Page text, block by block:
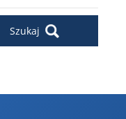
Szukaj